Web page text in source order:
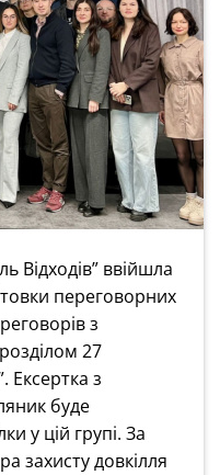
Відходів” ввійшла
переговорних
з
27
Ексертка з
буде
у цій групі. За
захисту довкілля